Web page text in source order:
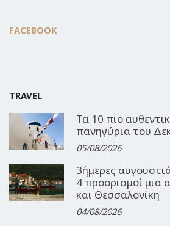
FACEBOOK
TRAVEL
Τα 10 πιο
πανηγύρια του
05/08/2026
3ήμερες
4 προορισμοί
και Θεσσαλονίκη
04/08/2026